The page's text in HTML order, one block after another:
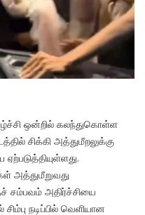
ஒன்றில் கலந்துகொள்ள
சிக்கி அத்துமீறலுக்கு
அத்துமீறுவது
சம்பவம் அதிர்ச்சியை
நடிப்பில் வெளியான